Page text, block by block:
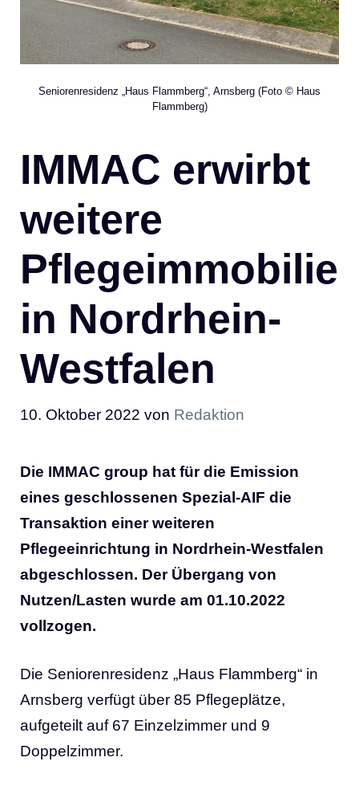
Seniorenresidenz „Haus Flammberg“, Arnsberg (Foto © Haus
Flammberg)
IMMAC erwirbt
weitere
Pflegeimmobilie
in Nordrhein-
Westfalen
10. Oktober 2022 von Redaktion
Die IMMAC group hat für die Emission
eines geschlossenen Spezial-AIF die
Transaktion einer weiteren
Pflegeeinrichtung in Nordrhein-Westfalen
abgeschlossen. Der Übergang von
Nutzen/Lasten wurde am 01.10.2022
vollzogen.
Die Seniorenresidenz „Haus Flammberg“ in
Arnsberg verfügt über 85 Pflegeplätze,
aufgeteilt auf 67 Einzelzimmer und 9
Doppelzimmer.